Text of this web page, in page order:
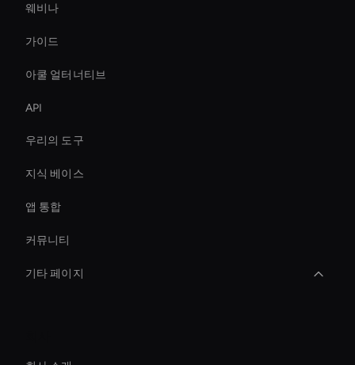
웨비나
가이드
아쿨 얼터너티브
API
우리의 도구
지식 베이스
앱 통합
커뮤니티
기타 페이지